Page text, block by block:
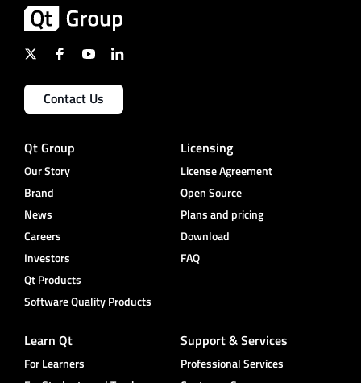
Contact Us
Qt Group
Our Story
Brand
News
Careers
Investors
Qt Products
Software Quality Products
Licensing
License Agreement
Open Source
Plans and pricing
Download
FAQ
Learn Qt
For Learners
Support & Services
Professional Services